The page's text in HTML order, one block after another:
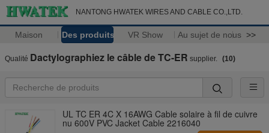
NANTONG HWATEK WIRES AND CABLE CO.,LTD.
Maison Des produits VR Show Au sujet de nous >>
Qualité Dactylographiez le câble de TC-ER supplier. (10)
UL TC ER 4C X 16AWG Cable solaire à fil de cuivre
nu 600V PVC Jacket Cable 2216040